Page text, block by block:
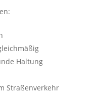
Haltung
Straßenverkehr